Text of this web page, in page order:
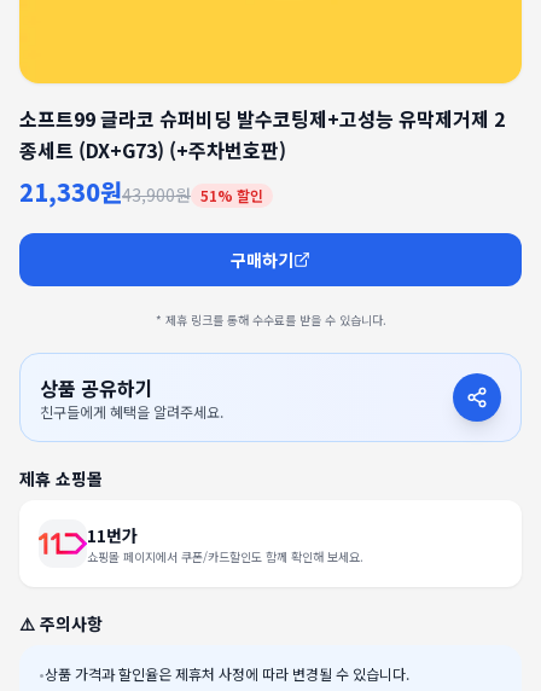
소프트99 글라코 슈퍼비딩 발수코팅제+고성능 유막제거제 2
종세트 (DX+G73) (+주차번호판)
21,330원43,900원 51% 할인
구매하기
* 제휴 링크를 통해 수수료를 받을 수 있습니다.
상품 공유하기
친구들에게 혜택을 알려주세요.
제휴 쇼핑몰
11번가
쇼핑몰 페이지에서 쿠폰/카드할인도 함께 확인해 보세요.
⚠️ 주의사항
•상품 가격과 할인율은 제휴처 사정에 따라 변경될 수 있습니다.